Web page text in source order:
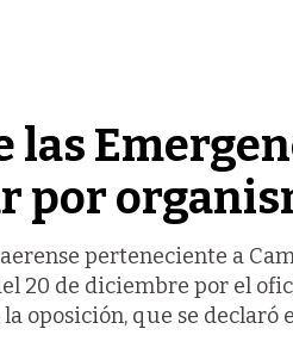
las
por
perteneciente a
20 de diciembre por el
oposición, que se declaró